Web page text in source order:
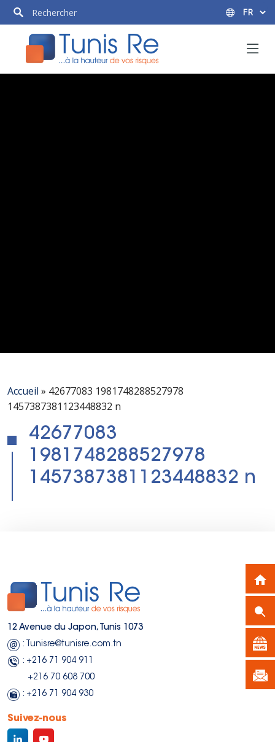
Accueil » 42677083 1981748288527978
1457387381123448832 n
42677083
1981748288527978
1457387381123448832 n
12 Avenue du Japon, Tunis 1073
: Tunisre@tunisre.com.tn
: +216 71 904 911
+216 70 608 700
: +216 71 904 930
Suivez-nous